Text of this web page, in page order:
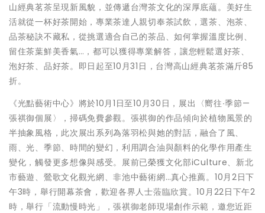
山經典茗茶呈現新風貌，並傳遞台灣茶文化的深厚底蘊。美好生
活就從一杯好茶開始，專業茶達人親切奉茶試飲，選茶、泡茶、
品茶秘訣不藏私，從挑選適合自己的茶品、如何掌握溫度比例、
留住茶葉鮮美香氣…，都可以獲得專業解答，讓您輕鬆選好茶、
泡好茶、品好茶。即日起至10月31日，台灣高山經典茗茶滿斤85
折。
《光點藝術中心》將於10月1日至10月30日，展出〈嚮往∙季節—
張祺御個展〉，掃碼免費參觀。張祺御的作品傾向於植物風景的
半抽象風格，此次展出系列為落羽松與她的對話，融合了風、
雨、光、季節、時間的變幻，利用調合油與顏料的化學作用產生
變化，觸發更多想像與感受。展前已榮獲文化部iCulture、新北
市藝遊、鶯歌文化觀光網、非池中藝術網…真心推薦。10月2日下
午3時，舉行開幕茶會，歡迎各界人士蒞臨欣賞。10月22日下午2
時，舉行「流動慢時光」，張祺御老師現場創作示範，邀您近距